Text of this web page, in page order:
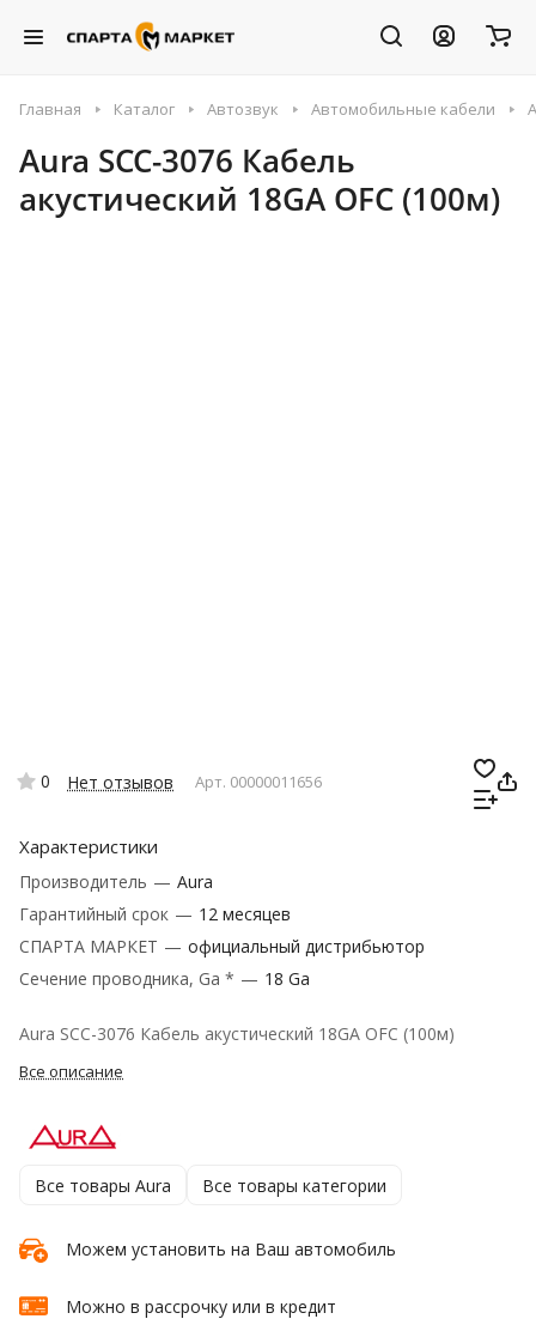
Главная Каталог Автозвук Автомобильные кабели
Aura SCC-3076 Кабель
акустический 18GA OFC (100м)
0 Нет отзывов Арт. 00000011656
Характеристики
Производитель — Aura
Гарантийный срок — 12 месяцев
СПАРТА МАРКЕТ — официальный дистрибьютор
Сечение проводника, Ga * — 18 Ga
Aura SCC-3076 Кабель акустический 18GA OFC (100м)
Все описание
Все товары Aura Все товары категории
Можем установить на Ваш автомобиль
Можно в рассрочку или в кредит